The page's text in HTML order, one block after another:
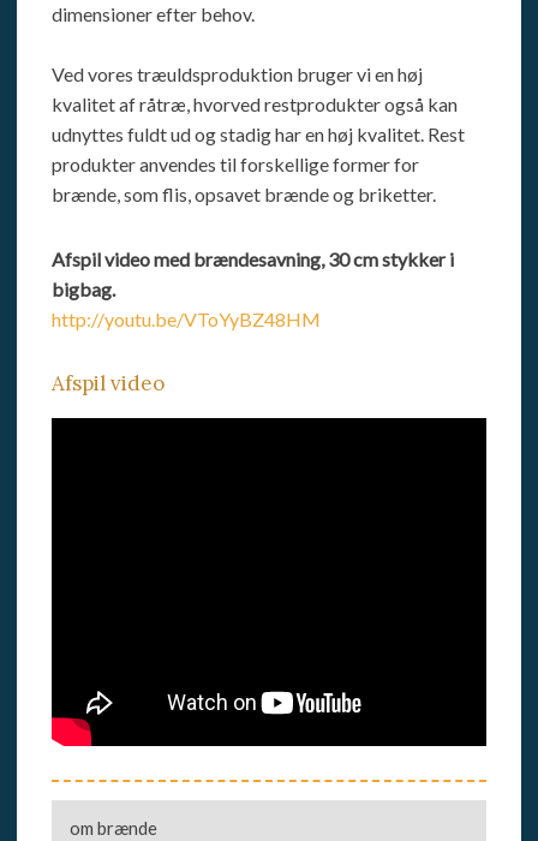
dimensioner efter behov.​
Ved vores træuldsproduktion bruger vi en høj
kvalitet af råtræ, hvorved restprodukter også kan
udnyttes fuldt ud og stadig har en høj kvalitet. Rest
produkter anvendes til forskellige former for
brænde, som flis, opsavet brænde og briketter.
Afspil video med brændesavning, 30 cm stykker i
bigbag.
http://youtu.be/VToYyBZ48HM
Afspil video​
om brænde